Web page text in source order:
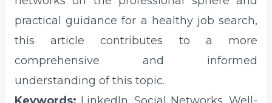
practical guidance for a healthy job search,
this article contributes to a more
comprehensive and informed
understanding of this topic.